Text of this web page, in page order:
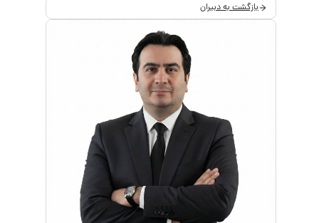
بازگشت به دبیران